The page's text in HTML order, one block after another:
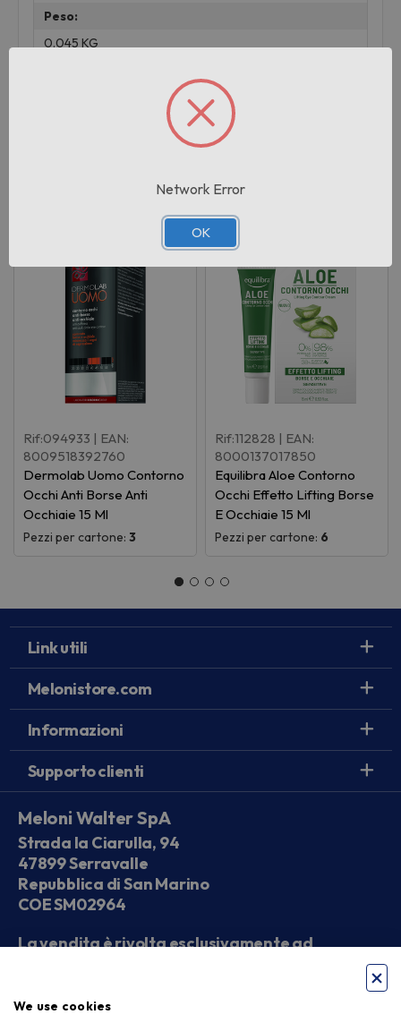
Peso:
0.045 KG
Rif:094933 | EAN:
8009518392760
Dermolab Uomo Contorno
Occhi Anti Borse Anti
Occhiaie 15 Ml
Pezzi per cartone:3
Rif:112828 | EAN:
8000137017850
Equilibra Aloe Contorno
Occhi Effetto Lifting Borse
E Occhiaie 15 Ml
Pezzi per cartone: 6
Link utili
Melonistore.com
Informazioni
Supporto clienti
Meloni Walter SpA
Strada la Ciarulla, 94
47899 Serravalle
Repubblica di San Marino
COE SM02964
La vendita è rivolta esclusivamente ad
Seguici sui social
We use cookies
Network Error
OK